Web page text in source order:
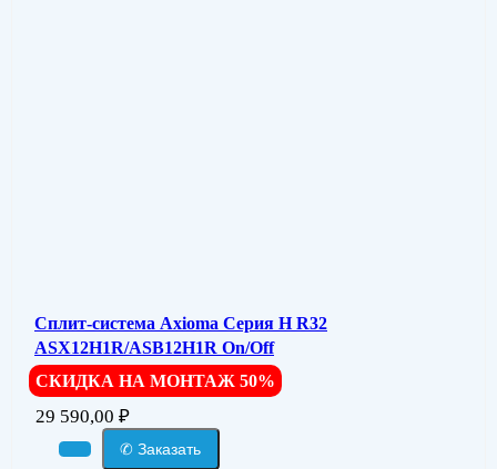
Сплит-система Axioma Серия H R32
ASX12H1R/ASB12H1R On/Off
СКИДКА НА МОНТАЖ 50%
29 590,00 ₽
✆ Заказать